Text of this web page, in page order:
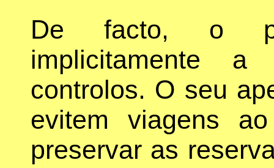
De facto, o
implicitamente
controlos. O seu
evitem viagens
preservar as